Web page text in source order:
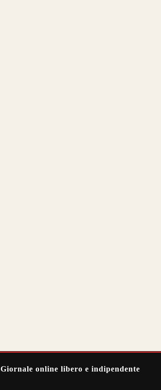
Giornale online libero e indipendente